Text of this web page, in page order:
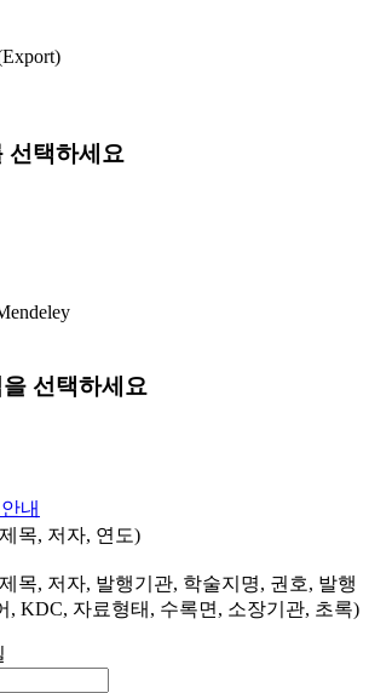
선택하세요
선택하세요
내
목, 저자, 연도)
목, 저자, 발행기관, 학술지명, 권호, 발행
, KDC, 자료형태, 수록면, 소장기관, 초록)